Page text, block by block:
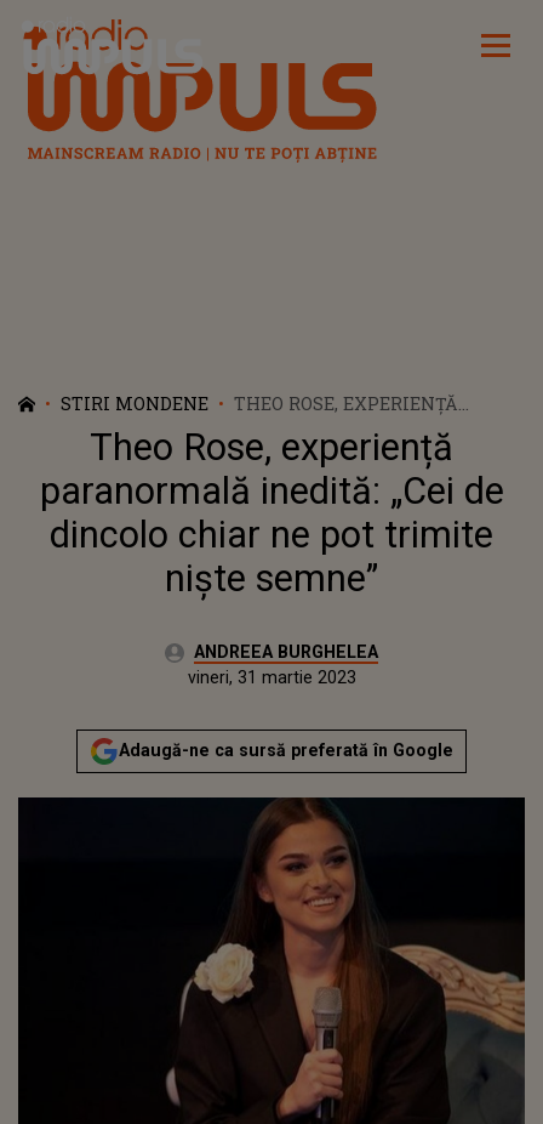
Radio Impuls
STIRI MONDENE
THEO ROSE, EXPERIENȚĂ
PARANORMALĂ INEDITĂ: „CEI
DE DINCOLO CHIAR NE POT
TRIMITE NIȘTE SEMNE”
Theo Rose, experiență
paranormală inedită: „Cei de
dincolo chiar ne pot trimite
niște semne”
Autor:ANDREEA BURGHELEA
Actualizat:
vineri, 31 martie 2023
Adaugă-ne ca sursă preferată în Google